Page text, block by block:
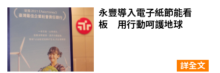
永豐導入電子紙節能看
板 用行動呵護地球
詳全文